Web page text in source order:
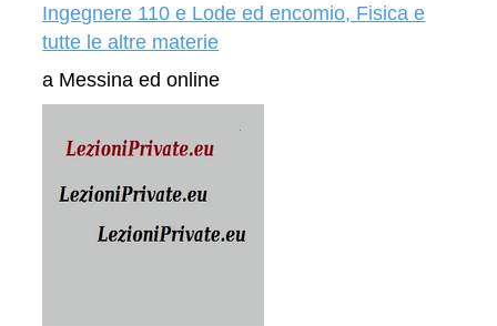
Ingegnere 110 e Lode ed encomio, Fisica e
tutte le altre materie
a Messina ed online